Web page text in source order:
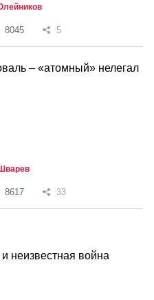
8045 5
– «атомный» нелегал
8617 33
неизвестная война